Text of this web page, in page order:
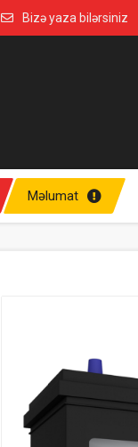
Bizə yaza bilərsiniz
Məlumat